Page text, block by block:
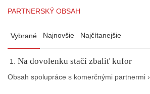
PARTNERSKÝ OBSAH
Vybrané Najnovšie Najčítanejšie
Na dovolenku stačí zbaliť kufor
Obsah spolupráce s komerčnými partnermi ›